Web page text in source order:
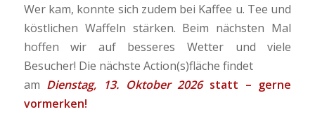
Wer kam, konnte sich zudem bei Kaffee u. Tee und
köstlichen Waffeln stärken. Beim nächsten Mal
hoffen wir auf besseres Wetter und viele
Besucher! Die nächste Action(s)fläche findet
am Dienstag, 13. Oktober 2026statt – gerne
vormerken!